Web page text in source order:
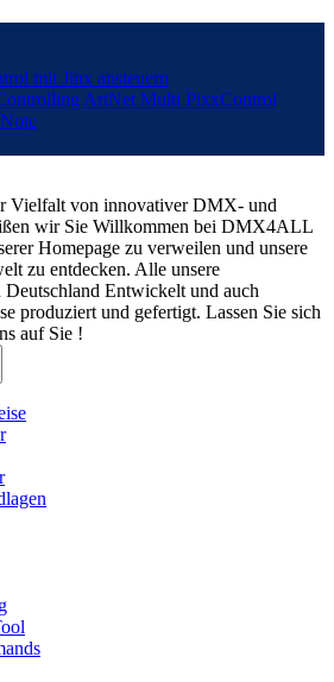
mit Jinx ansteuern
ArtNet Multi PixxControl
Vielfalt von innovativer DMX- und
wir Sie Willkommen bei DMX4ALL
Homepage zu verweilen und unsere
zu entdecken. Alle unsere
Entwickelt und auch
produziert und gefertigt. Lassen Sie sich
auf Sie !